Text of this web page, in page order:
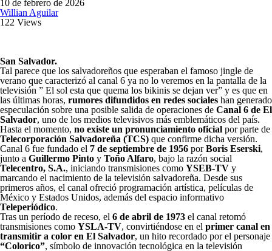
10 de febrero de 2026
Willian Aguilar
122 Views
San Salvador.
Tal parece que los salvadoreños que esperaban el famoso jingle de
verano que caracterizó al canal 6 ya no lo veremos en la pantalla de la
televisión ” El sol esta que quema los bikinis se dejan ver” y es que en
las últimas horas, rumores difundidos en redes sociales han generado
especulación sobre una posible salida de operaciones de Canal 6 de El
Salvador, uno de los medios televisivos más emblemáticos del país.
Hasta el momento, no existe un pronunciamiento oficial por parte de
Telecorporación Salvadoreña (TCS) que confirme dicha versión.
Canal 6 fue fundado el 7 de septiembre de 1956 porBoris Eserski,
junto a Guillermo Pinto y Toño Alfaro, bajo la razón social
Telecentro, S.A., iniciando transmisiones como YSEB-TV y
marcando el nacimiento de la televisión salvadoreña. Desde sus
primeros años, el canal ofreció programación artística, películas de
México y Estados Unidos, además del espacio informativo
Teleperiódico.
Tras un período de receso, el 6 de abril de 1973 el canal retomó
transmisiones como YSLA-TV, convirtiéndose en el primer canal en
transmitir a color en El Salvador, un hito recordado por el personaje
“Colorico”, símbolo de innovación tecnológica en la televisión